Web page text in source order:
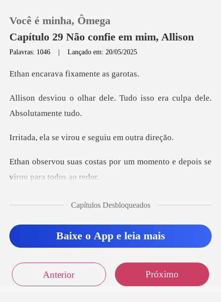
Loja
Sair
Você é minha, Ômega
Capítulo 29 Não confie em mim, Allison
Palavras: 1046 |Lançado em: 20/05/2025
va fixamente
ele. Tudo isso era culpa
virou e seguiu
por um momento e depois se
sobre ela de novo, eu mesmo
Capítulos Desbloqueados
Baixe o App e leia mais
Anterior Próximo